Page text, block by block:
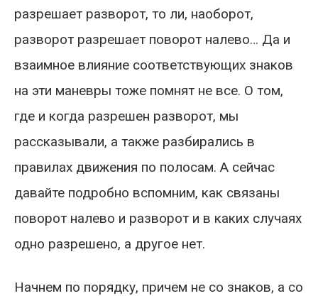
разрешает разворот, то ли, наоборот,
разворот разрешает поворот налево… Да и
взаимное влияние соответствующих знаков
на эти маневры тоже помнят не все. О том,
где и когда разрешен разворот, мы
рассказывали, а также разбирались в
правилах движения по полосам. А сейчас
давайте подробно вспомним, как связаны
поворот налево и разворот и в каких случаях
одно разрешено, а другое нет.
Начнем по порядку, причем не со знаков, а со